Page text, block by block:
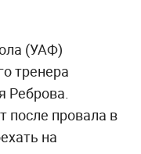
(УАФ)
тренера
Реброва.
после провала в
на